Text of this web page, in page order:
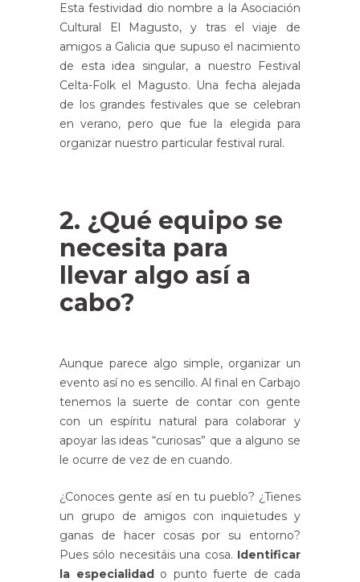
Esta festividad dio nombre a la Asociación
Cultural El Magusto, y tras el viaje de
amigos a Galicia que supuso el nacimiento
de esta idea singular, a nuestro Festival
Celta-Folk el Magusto. Una fecha alejada
de los grandes festivales que se celebran
en verano, pero que fue la elegida para
organizar nuestro particular festival rural.
2. ¿Qué equipo se
necesita para
llevar algo así a
cabo?
Aunque parece algo simple, organizar un
evento así no es sencillo. Al final en Carbajo
tenemos la suerte de contar con gente
con un espíritu natural para colaborar y
apoyar las ideas “curiosas” que a alguno se
le ocurre de vez de en cuando.
¿Conoces gente así en tu pueblo? ¿Tienes
un grupo de amigos con inquietudes y
ganas de hacer cosas por su entorno?
Pues sólo necesitáis una cosa. Identificar
la especialidad o punto fuerte de cada